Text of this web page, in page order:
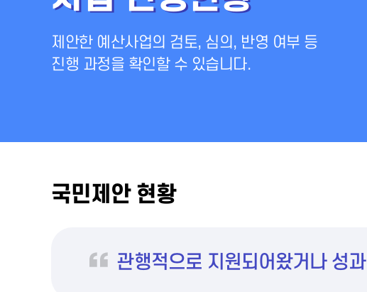
제안한 예산사업의 검토, 심의, 반영 여부 등
진행 과정을 확인할 수 있습니다.
국민제안 현황
관행적으로 지원되어왔거나 성